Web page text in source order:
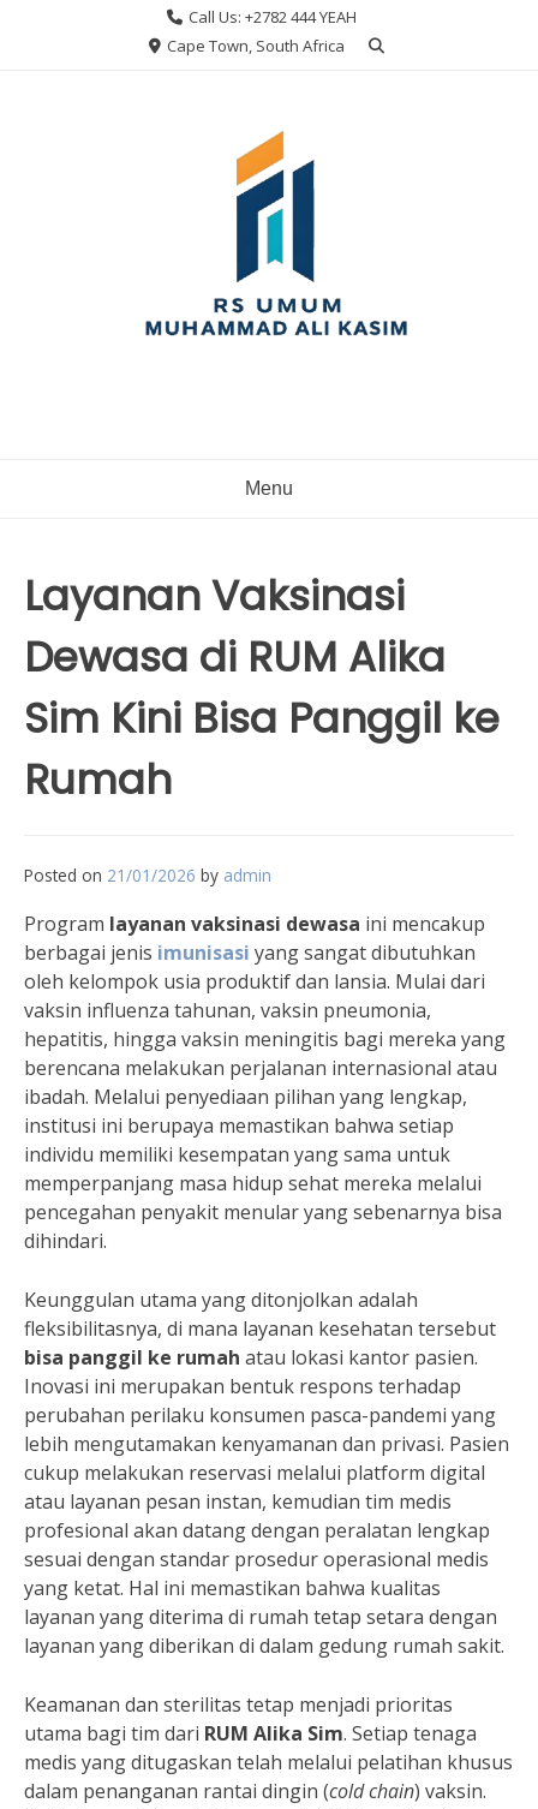
Call Us: +2782 444 YEAH
Cape Town, South Africa
Menu
Layanan Vaksinasi
Dewasa di RUM Alika
Sim Kini Bisa Panggil ke
Rumah
Posted on 21/01/2026 by admin
Program layanan vaksinasi dewasa ini mencakup
berbagai jenis imunisasi yang sangat dibutuhkan
oleh kelompok usia produktif dan lansia. Mulai dari
vaksin influenza tahunan, vaksin pneumonia,
hepatitis, hingga vaksin meningitis bagi mereka yang
berencana melakukan perjalanan internasional atau
ibadah. Melalui penyediaan pilihan yang lengkap,
institusi ini berupaya memastikan bahwa setiap
individu memiliki kesempatan yang sama untuk
memperpanjang masa hidup sehat mereka melalui
pencegahan penyakit menular yang sebenarnya bisa
dihindari.
Keunggulan utama yang ditonjolkan adalah
fleksibilitasnya, di mana layanan kesehatan tersebut
bisa panggil ke rumah atau lokasi kantor pasien.
Inovasi ini merupakan bentuk respons terhadap
perubahan perilaku konsumen pasca-pandemi yang
lebih mengutamakan kenyamanan dan privasi. Pasien
cukup melakukan reservasi melalui platform digital
atau layanan pesan instan, kemudian tim medis
profesional akan datang dengan peralatan lengkap
sesuai dengan standar prosedur operasional medis
yang ketat. Hal ini memastikan bahwa kualitas
layanan yang diterima di rumah tetap setara dengan
layanan yang diberikan di dalam gedung rumah sakit.
Keamanan dan sterilitas tetap menjadi prioritas
utama bagi tim dari RUM Alika Sim. Setiap tenaga
medis yang ditugaskan telah melalui pelatihan khusus
dalam penanganan rantai dingin (cold chain) vaksin.